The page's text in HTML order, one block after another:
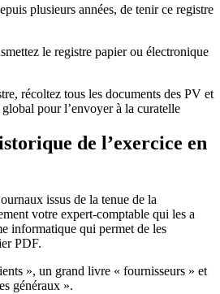
plusieurs années, de tenir ce registre
le registre papier ou électronique
récoltez tous les documents des PV et
pour l’envoyer à la curatelle
de l’exercice en
issus de la tenue de la
votre expert-comptable qui les a
informatique qui permet de les
PDF.
», un grand livre « fournisseurs » et
généraux ».